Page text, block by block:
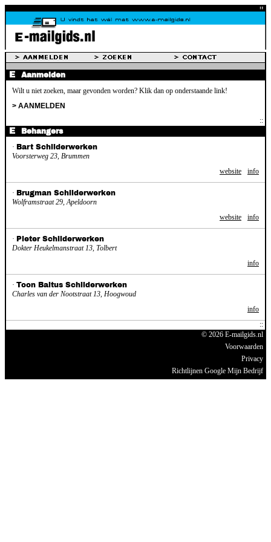
Aanmelden
Wilt u niet zoeken, maar gevonden worden? Klik dan op onderstaande link!
> AANMELDEN
Behangers
· Bart Schilderwerken
Voorsterweg 23, Brummen
website
info
· Brugman Schilderwerken
Wolframstraat 29, Apeldoorn
website
info
· Pieter Schilderwerken
Dokter Heukelmanstraat 13, Tolbert
info
· Toon Baltus Schilderwerken
Charles van der Nootstraat 13, Hoogwoud
info
© 2026 E-mailgids.nl
Voorwaarden
Privacy
Richtlijnen Google Mijn Bedrijf